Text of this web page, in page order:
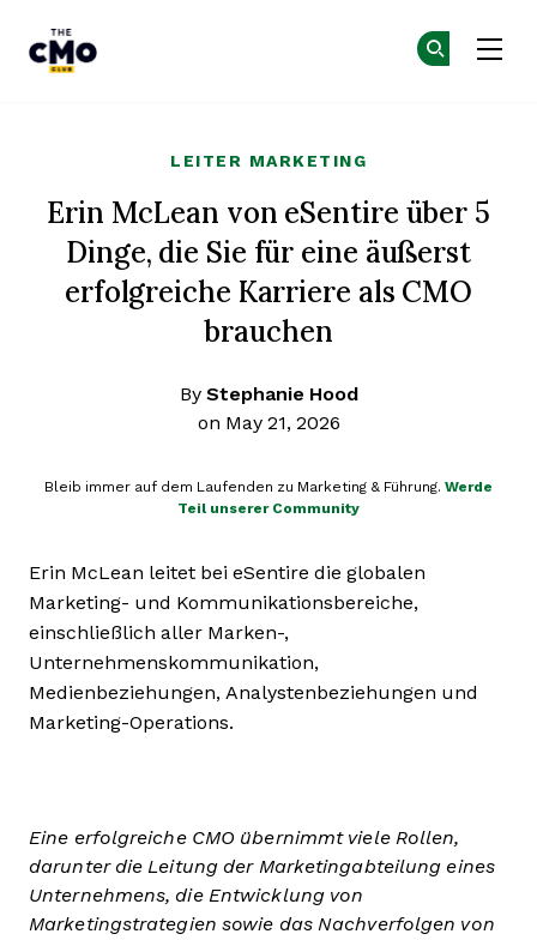
LEITER MARKETING
Erin McLean von eSentire über 5
Dinge, die Sie für eine äußerst
erfolgreiche Karriere als CMO
brauchen
By Stephanie Hood
on May 21, 2026
Bleib immer auf dem Laufenden zu Marketing & Führung. Werde
Teil unserer Community
Erin McLean leitet bei eSentire die globalen
Marketing- und Kommunikationsbereiche,
einschließlich aller Marken-,
Unternehmenskommunikation,
Medienbeziehungen, Analystenbeziehungen und
Marketing-Operations.
Eine erfolgreiche CMO übernimmt viele Rollen,
darunter die Leitung der Marketingabteilung eines
Unternehmens, die Entwicklung von
Marketingstrategien sowie das Nachverfolgen von